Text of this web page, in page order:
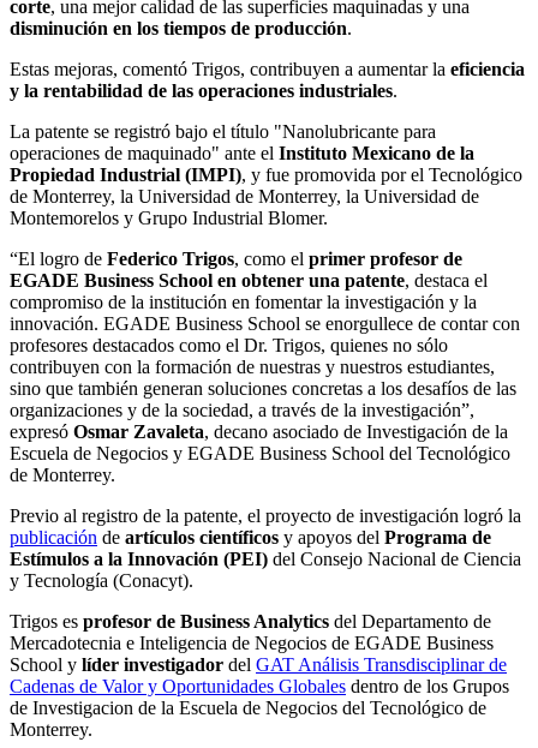
corte, una mejor calidad de las superficies maquinadas y una
disminución en los tiempos de producción.
Estas mejoras, comentó Trigos, contribuyen a aumentar la eficiencia
y la rentabilidad de las operaciones industriales.
La patente se registró bajo el título "Nanolubricante para
operaciones de maquinado" ante el Instituto Mexicano de la
Propiedad Industrial (IMPI), y fue promovida por el Tecnológico
de Monterrey, la Universidad de Monterrey, la Universidad de
Montemorelos y Grupo Industrial Blomer.
“El logro de Federico Trigos, como el primer profesor de
EGADE Business School en obtener una patente, destaca el
compromiso de la institución en fomentar la investigación y la
innovación. EGADE Business School se enorgullece de contar con
profesores destacados como el Dr. Trigos, quienes no sólo
contribuyen con la formación de nuestras y nuestros estudiantes,
sino que también generan soluciones concretas a los desafíos de las
organizaciones y de la sociedad, a través de la investigación”,
expresó Osmar Zavaleta, decano asociado de Investigación de la
Escuela de Negocios y EGADE Business School del Tecnológico
de Monterrey.
Previo al registro de la patente, el proyecto de investigación logró la
publicación de artículos científicos y apoyos del Programa de
Estímulos a la Innovación (PEI) del Consejo Nacional de Ciencia
y Tecnología (Conacyt).
Trigos es profesor de Business Analytics del Departamento de
Mercadotecnia e Inteligencia de Negocios de EGADE Business
School y líder investigador del GAT Análisis Transdisciplinar de
Cadenas de Valor y Oportunidades Globales dentro de los Grupos
de Investigacion de la Escuela de Negocios del Tecnológico de
Monterrey.